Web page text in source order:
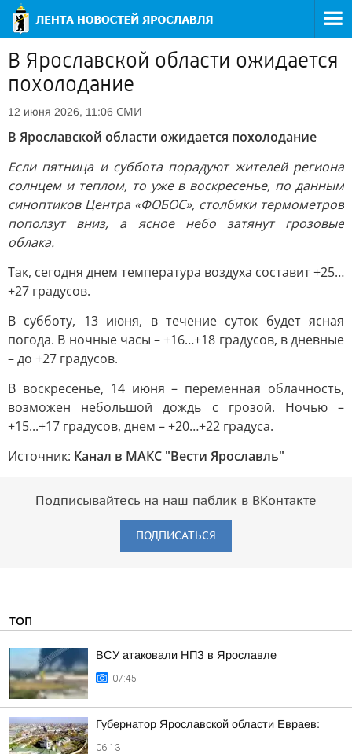
В Ярославской области ожидается
похолодание
12 июня 2026, 11:06 СМИ
В Ярославской области ожидается похолодание
Если пятница и суббота порадуют жителей региона
солнцем и теплом, то уже в воскресенье, по данным
синоптиков Центра «ФОБОС», столбики термометров
поползут вниз, а ясное небо затянут грозовые
облака.
Так, сегодня днем температура воздуха составит +25…
+27 градусов.
В субботу, 13 июня, в течение суток будет ясная
погода. В ночные часы – +16…+18 градусов, в дневные
– до +27 градусов.
В воскресенье, 14 июня – переменная облачность,
возможен небольшой дождь с грозой. Ночью –
+15...+17 градусов, днем – +20…+22 градуса.
Источник: Канал в МАКС "Вести Ярославль"
Подписывайтесь на наш паблик в ВКонтакте
ПОДПИСАТЬСЯ
ТОП
ВСУ атаковали НПЗ в Ярославле
07:45
Губернатор Ярославской области Евраев:
06:13